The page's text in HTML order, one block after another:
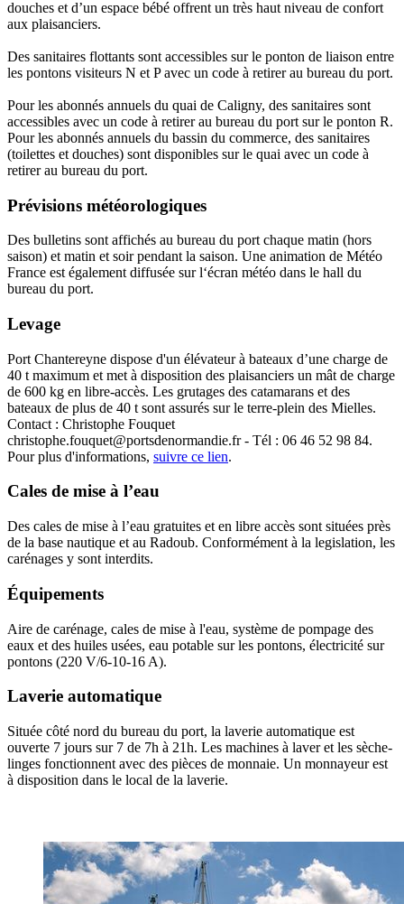
douches et d’un espace bébé offrent un très haut niveau de confort
aux plaisanciers.
Des sanitaires flottants sont accessibles sur le ponton de liaison entre
les pontons visiteurs N et P avec un code à retirer au bureau du port.
Pour les abonnés annuels du quai de Caligny, des sanitaires sont
accessibles avec un code à retirer au bureau du port sur le ponton R.
Pour les abonnés annuels du bassin du commerce, des sanitaires
(toilettes et douches) sont disponibles sur le quai avec un code à
retirer au bureau du port.
Prévisions météorologiques
Des bulletins sont affichés au bureau du port chaque matin (hors
saison) et matin et soir pendant la saison. Une animation de Météo
France est également diffusée sur l‘écran météo dans le hall du
bureau du port.
Levage
Port Chantereyne dispose d'un élévateur à bateaux d’une charge de
40 t maximum et met à disposition des plaisanciers un mât de charge
de 600 kg en libre-accès. Les grutages des catamarans et des
bateaux de plus de 40 t sont assurés sur le terre-plein des Mielles.
Contact : Christophe Fouquet
christophe.fouquet@portsdenormandie.fr - Tél : 06 46 52 98 84.
Pour plus d'informations, suivre ce lien.
Cales de mise à l’eau
Des cales de mise à l’eau gratuites et en libre accès sont situées près
de la base nautique et au Radoub. Conformément à la legislation, les
carénages y sont interdits.
Équipements
Aire de carénage, cales de mise à l'eau, système de pompage des
eaux et des huiles usées, eau potable sur les pontons, électricité sur
pontons (220 V/6-10-16 A).
Laverie automatique
Située côté nord du bureau du port, la laverie automatique est
ouverte 7 jours sur 7 de 7h à 21h. Les machines à laver et les sèche-
linges fonctionnent avec des pièces de monnaie. Un monnayeur est
à disposition dans le local de la laverie.